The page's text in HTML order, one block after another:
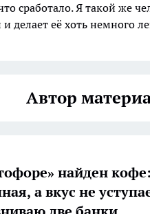
сработало. Я такой же
делает её хоть немного
Автор
найден
а вкус не